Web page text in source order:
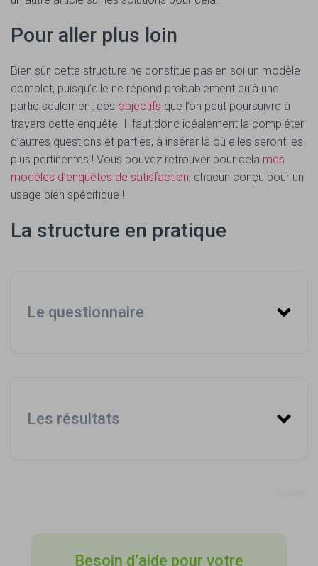
Pour aller plus loin
Bien sûr, cette structure ne constitue pas en soi un modèle
complet, puisqu’elle ne répond probablement qu’à une
partie seulement des objectifs que l’on peut poursuivre à
travers cette enquête. Il faut donc idéalement la compléter
d’autres questions et parties, à insérer là où elles seront les
plus pertinentes ! Vous pouvez retrouver pour cela mes
modèles d’enquêtes de satisfaction, chacun conçu pour un
usage bien spécifique !
La structure en pratique
Le questionnaire
Les résultats
Besoin d’aide pour votre